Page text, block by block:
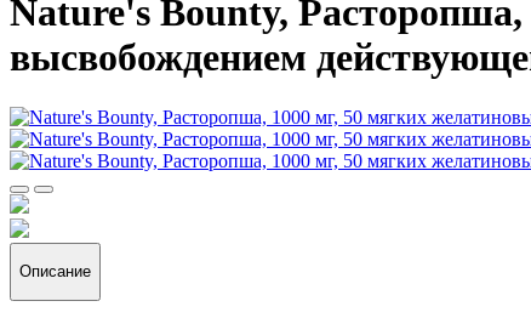
Nature's Bounty,
высвобождением
Описание